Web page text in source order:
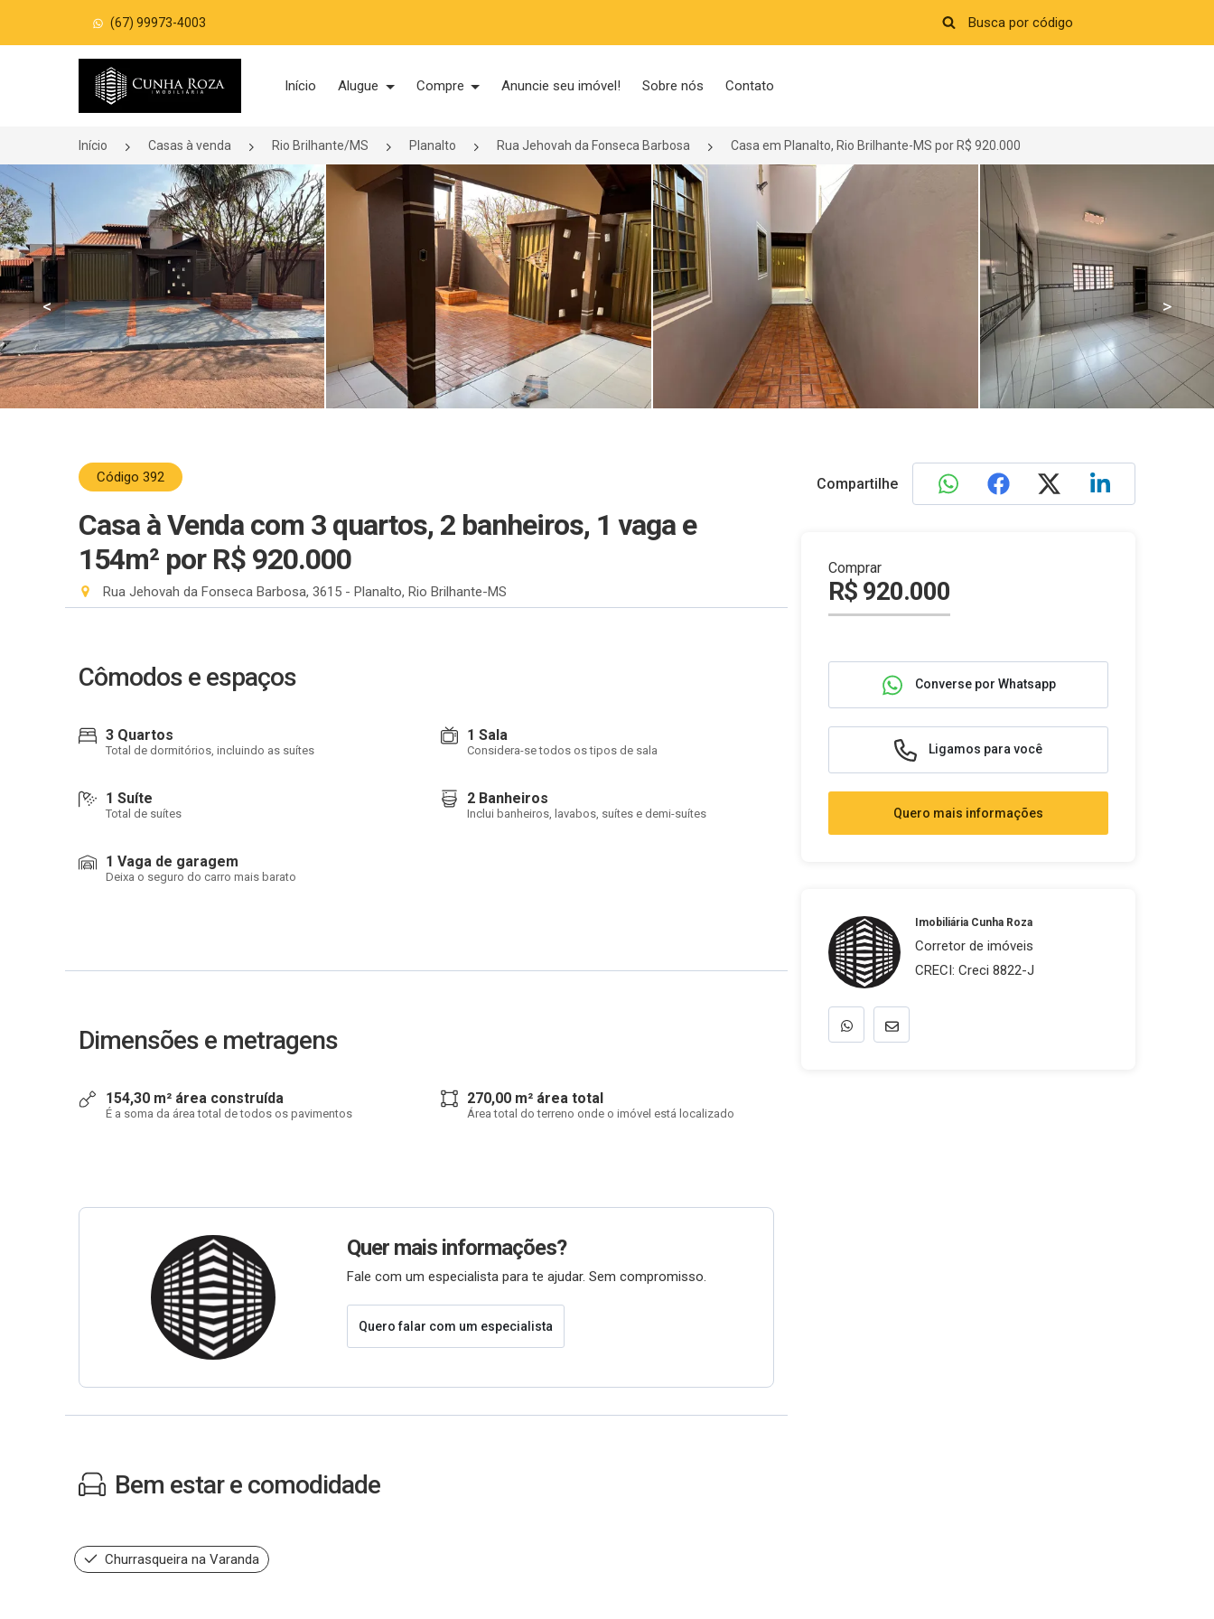
(67) 99973-4003
Página inicial
Início Alugue Compre Anuncie seu imóvel! Sobre nós Contato
Início Casas à venda Rio Brilhante/MS Planalto Rua Jehovah da Fonseca Barbosa Casa em Planalto, Rio Brilhante-MS por R$ 920.000
< >
Código 392
Casa à Venda com 3 quartos, 2 banheiros, 1 vaga e
154m² por R$ 920.000
Rua Jehovah da Fonseca Barbosa, 3615 - Planalto, Rio Brilhante-MS
Cômodos e espaços
3 Quartos
Total de dormitórios, incluindo as suítes
1 Sala
Considera-se todos os tipos de sala
1 Suíte
Total de suítes
2 Banheiros
Inclui banheiros, lavabos, suítes e demi-suítes
1 Vaga de garagem
Deixa o seguro do carro mais barato
Dimensões e metragens
154,30 m² área construída
É a soma da área total de todos os pavimentos
270,00 m² área total
Área total do terreno onde o imóvel está localizado
Quer mais informações?
Fale com um especialista para te ajudar. Sem compromisso.
Quero falar com um especialista
Bem estar e comodidade
Churrasqueira na Varanda
Compartilhe
Comprar
R$ 920.000
Converse por Whatsapp
Ligamos para você
Quero mais informações
Imobiliária Cunha Roza
Corretor de imóveis
CRECI: Creci 8822-J